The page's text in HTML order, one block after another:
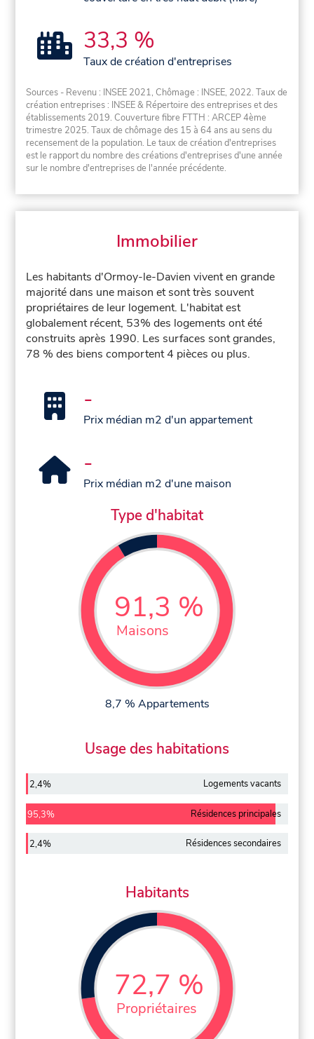
33,3 %
Taux de création d'entreprises
Sources - Revenu : INSEE 2021, Chômage : INSEE, 2022. Taux de
création entreprises : INSEE & Répertoire des entreprises et des
établissements 2019. Couverture fibre FTTH : ARCEP 4ème
trimestre 2025. Taux de chômage des 15 à 64 ans au sens du
recensement de la population. Le taux de création d'entreprises
est le rapport du nombre des créations d'entreprises d'une année
sur le nombre d'entreprises de l'année précédente.
Immobilier
Les habitants d'Ormoy-le-Davien vivent en grande
majorité dans une maison et sont très souvent
propriétaires de leur logement. L'habitat est
globalement récent, 53% des logements ont été
construits après 1990. Les surfaces sont grandes,
78 % des biens comportent 4 pièces ou plus.
-
Prix médian m2 d'un appartement
-
Prix médian m2 d'une maison
Type d'habitat
91,3 %
Maisons
8,7 % Appartements
Usage des habitations
2,4% Logements vacants
95,3% Résidences principales
2,4% Résidences secondaires
Habitants
72,7 %
Propriétaires